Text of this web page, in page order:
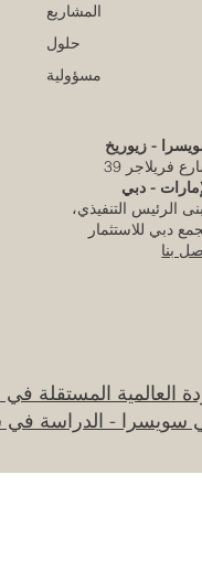
المشاريع
حلول
مسؤولية
- زيوريخ
فريلاجر 39
- دبي
الرئيس التنفيذي،
دبي للاستثمار
بنا
سويسرا - الدراسة
التربوي تحقق الاعتماد
عبر مهمة القمر